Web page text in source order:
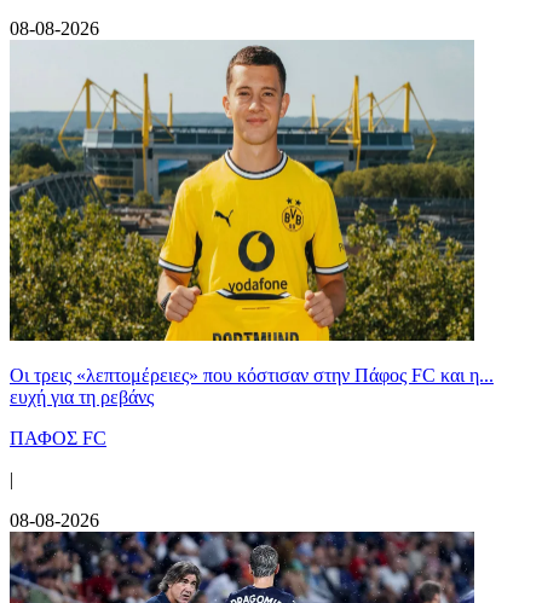
08-08-2026
Οι τρεις «λεπτομέρειες» που κόστισαν στην Πάφος FC και η...
ευχή για τη ρεβάνς
ΠΑΦΟΣ FC
|
08-08-2026